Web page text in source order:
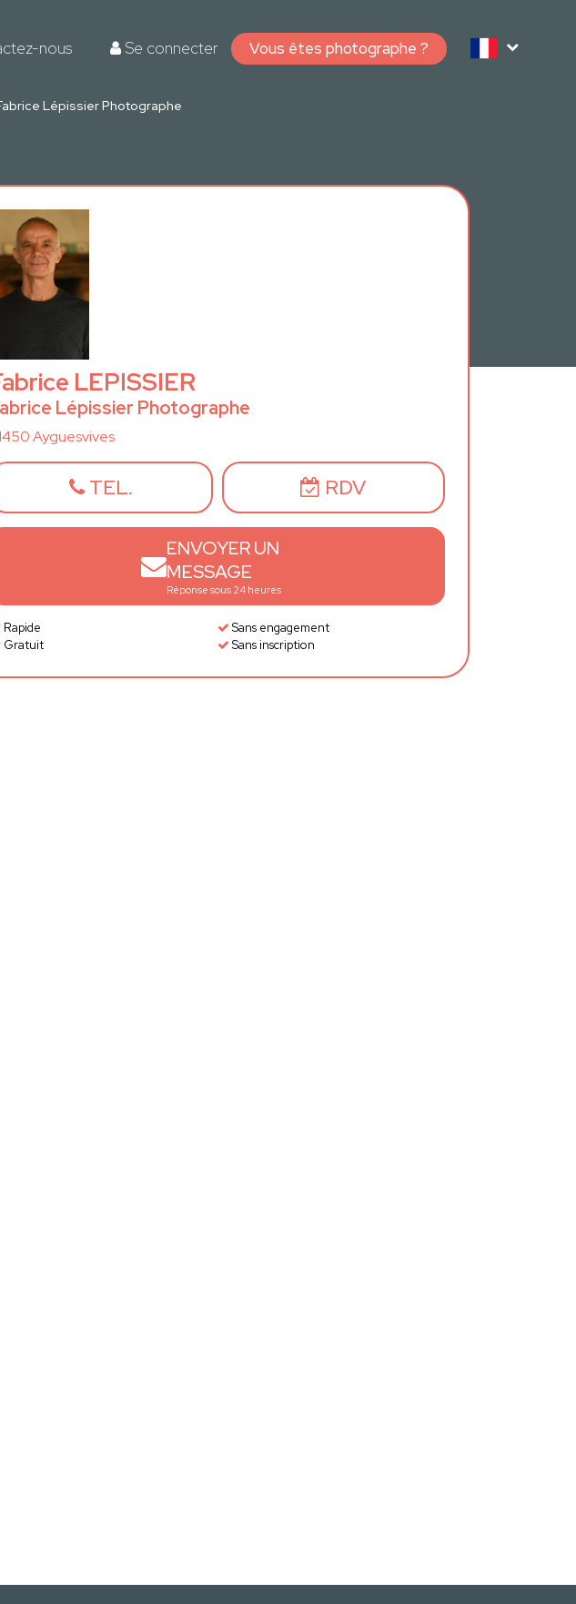
nous Se connecter Vous êtes photographe ?
Lépissier Photographe
LEPISSIER
Lépissier Photographe
Ayguesvives
TEL. RDV
ENVOYER UN
MESSAGE
Réponse sous 24 heures
Rapide
Sans engagement
Gratuit
Sans inscription